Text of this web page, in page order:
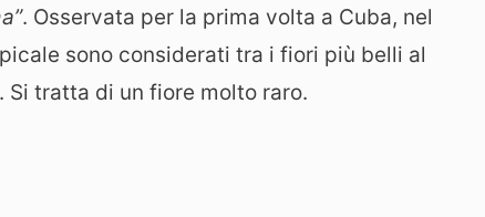
. Osservata per la prima volta a Cuba, nel
sono considerati tra i fiori più belli al
tratta di un fiore molto raro.